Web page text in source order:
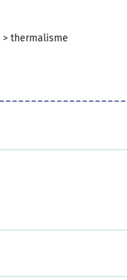
>thermalisme